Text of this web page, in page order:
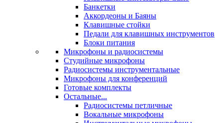
Банкетки
Аккордеоны и Баяны
Клавишные стойки
Педали для клавишных инструментов
Блоки питания
Микрофоны и радиосистемы
Студийные микрофоны
Радиосистемы инструментальные
Микрофоны для конференций
Готовые комплекты
Остальные...
Радиосистемы петличные
Вокальные микрофоны